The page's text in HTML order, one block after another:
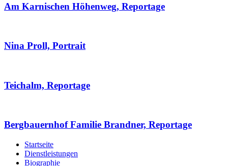
Am Karnischen Höhenweg, Reportage
Nina Proll, Portrait
Teichalm, Reportage
Bergbauernhof Familie Brandner, Reportage
Startseite
Dienstleistungen
Biographie